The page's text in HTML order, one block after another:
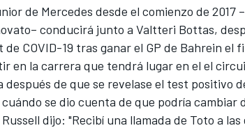
de Mercedes desde el comienzo de 2017
conducirá junto a Valtteri Bottas,
COVID-19 tras ganar el GP de Bahrein el
en la carrera que tendrá lugar en el el
después de que se revelase el test positivo
se dio cuenta de que podría cambiar
Russell dijo: "Recibí una llamada de Toto a